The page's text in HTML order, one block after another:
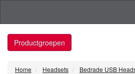
Productgroepen
Home Headsets Bedrade USB